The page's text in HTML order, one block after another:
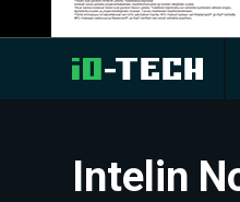
Intelin